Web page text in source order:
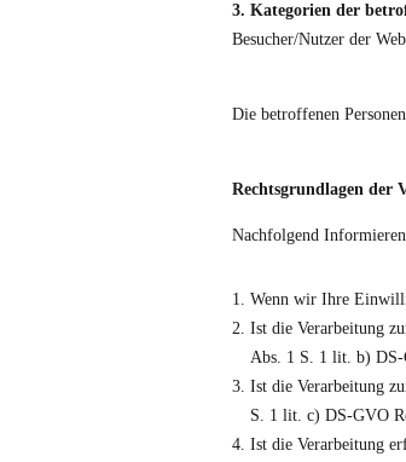
3. Kategorien der
Besucher/Nutzer der
Die betroffenen
Rechtsgrundlagen der
Nachfolgend
Wenn wir Ihre
Ist die Verarbeitung
Abs. 1 S. 1 lit. b) DS-
Ist die Verarbeitung
S. 1 lit. c) DS-GVO
Ist die Verarbeitung